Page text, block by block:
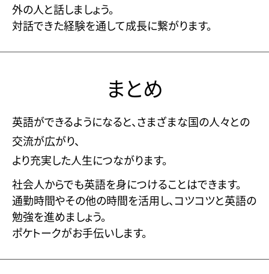
外の人と話しましょう。
対話できた経験を通して成長に繋がります。
まとめ
英語ができるようになると、さまざまな国の人々との
交流が広がり、
より充実した人生につながります。
社会人からでも英語を身につけることはできます。
通勤時間やその他の時間を活用し、コツコツと英語の
勉強を進めましょう。
ポケトークがお手伝いします。